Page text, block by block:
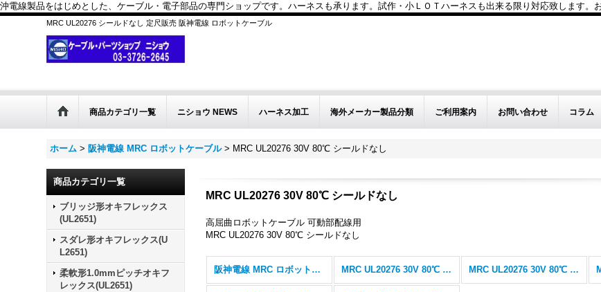
沖電線製品をはじめとした、ケーブル・電子部品の専門ショップです。ハーネスも承ります。試作・小ＬＯＴハーネスも出来る限り対応致します。
MRC UL20276 シールドなし 定尺販売 阪神電線 ロボットケーブル
商品カテゴリ一覧 ニショウ NEWS ハーネス加工 海外メーカー製品分類 ご利用案内 お問い合わせ コラム
ホーム > 阪神電線 MRC ロボットケーブル > MRC UL20276 30V 80℃ シールドなし
商品カテゴリ一覧
ブリッジ形オキフレックス
(UL2651)
スダレ形オキフレックス(U
L2651)
柔軟形1.0mmピッチオキフ
レックス(UL2651)
MRC UL20276 30V 80℃ シールドなし
高屈曲ロボットケーブル 可動部配線用
MRC UL20276 30V 80℃ シールドなし
阪神電線 MRC ロボットケーブル (全商品) MRC UL20276 30V 80℃ シールドなし MRC UL20276 30V 80℃ シールド付(SB)